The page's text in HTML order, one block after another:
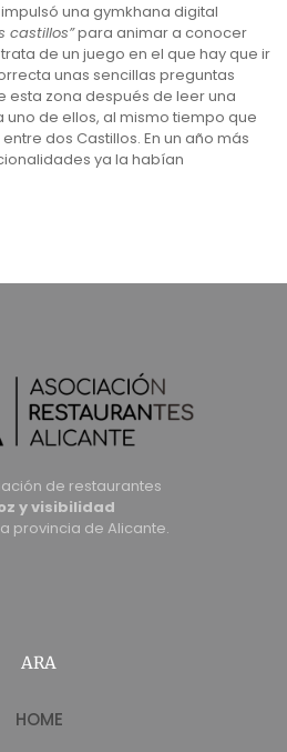
una gymkhana digital
castillos”para animar a conocer
de un juego en el que hay que ir
unas sencillas preguntas
esta zona después de leer una
de ellos, al mismo tiempo que
dos Castillos. En un año más
ya la habían
de restaurantes
y visibilidad
provincia de Alicante.
ARA
HOME